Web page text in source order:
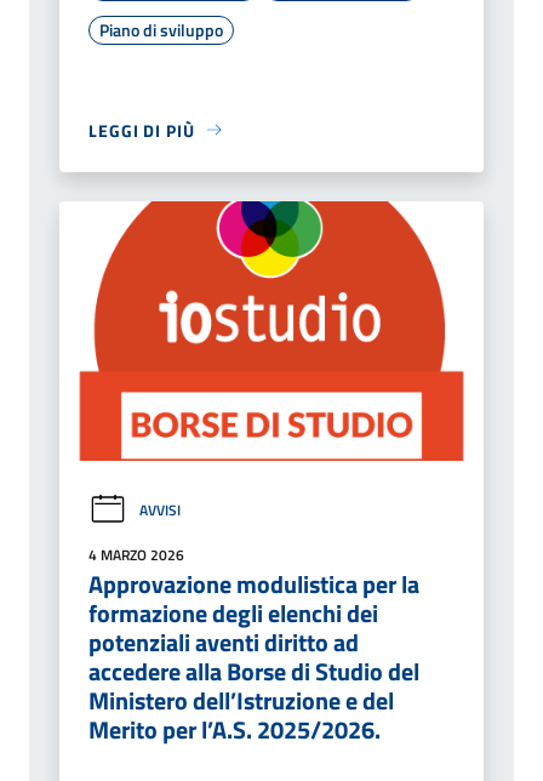
Piano di sviluppo
LEGGI DI PIÙ
AVVISI
4 MARZO 2026
Approvazione modulistica per la
formazione degli elenchi dei
potenziali aventi diritto ad
accedere alla Borse di Studio del
Ministero dell’Istruzione e del
Merito per l’A.S. 2025/2026.